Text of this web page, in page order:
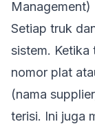
Management)
Setiap truk
sistem. Ketika
nomor plat
(nama
terisi. Ini juga